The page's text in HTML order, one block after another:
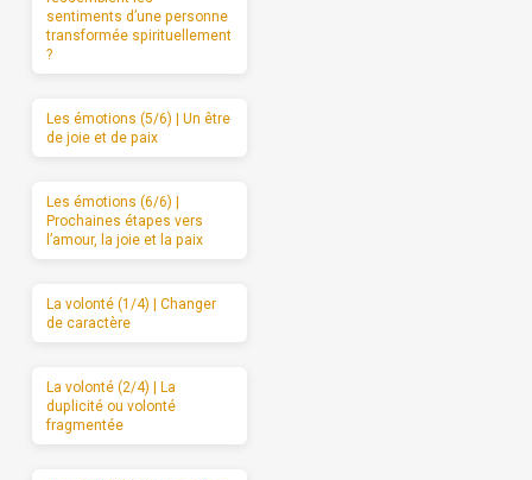
sentiments d’une personne
transformée spirituellement
?
Les émotions (5/6) | Un être
de joie et de paix
Les émotions (6/6) |
Prochaines étapes vers
l’amour, la joie et la paix
La volonté (1/4) | Changer
de caractère
La volonté (2/4) | La
duplicité ou volonté
fragmentée